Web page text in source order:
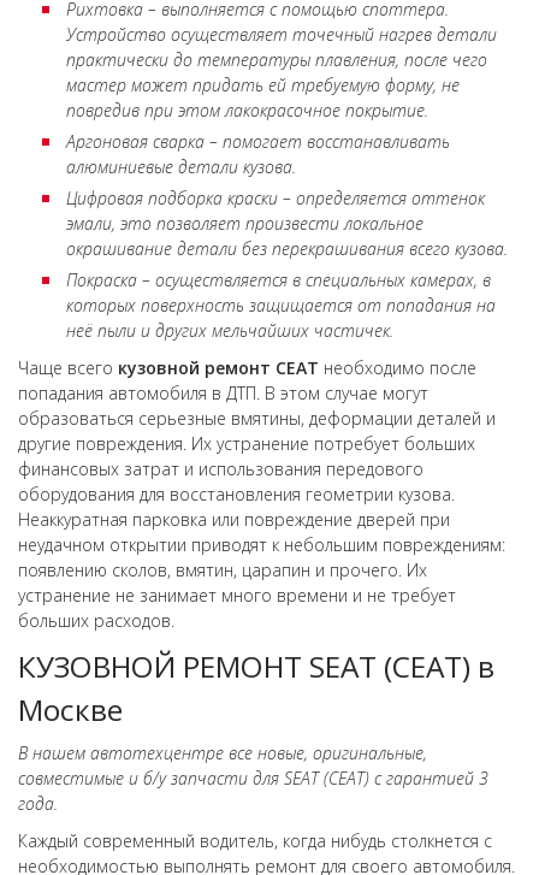
Рихтовка – выполняется с помощью споттера.
Устройство осуществляет точечный нагрев детали
практически до температуры плавления, после чего
мастер может придать ей требуемую форму, не
повредив при этом лакокрасочное покрытие.
Аргоновая сварка – помогает восстанавливать
алюминиевые детали кузова.
Цифровая подборка краски – определяется оттенок
эмали, это позволяет произвести локальное
окрашивание детали без перекрашивания всего кузова.
Покраска – осуществляется в специальных камерах, в
которых поверхность защищается от попадания на
неё пыли и других мельчайших частичек.
Чаще всего кузовной ремонт СЕАТ необходимо после
попадания автомобиля в ДТП. В этом случае могут
образоваться серьезные вмятины, деформации деталей и
другие повреждения. Их устранение потребует больших
финансовых затрат и использования передового
оборудования для восстановления геометрии кузова.
Неаккуратная парковка или повреждение дверей при
неудачном открытии приводят к небольшим повреждениям:
появлению сколов, вмятин, царапин и прочего. Их
устранение не занимает много времени и не требует
больших расходов.
КУЗОВНОЙ РЕМОНТ SEAT (СЕАТ) в
Москве
В нашем автотехцентре все новые, оригинальные,
совместимые и б/у запчасти для SEAT (СЕАТ) с гарантией 3
года.
Каждый современный водитель, когда нибудь столкнется с
необходимостью выполнять ремонт для своего автомобиля.